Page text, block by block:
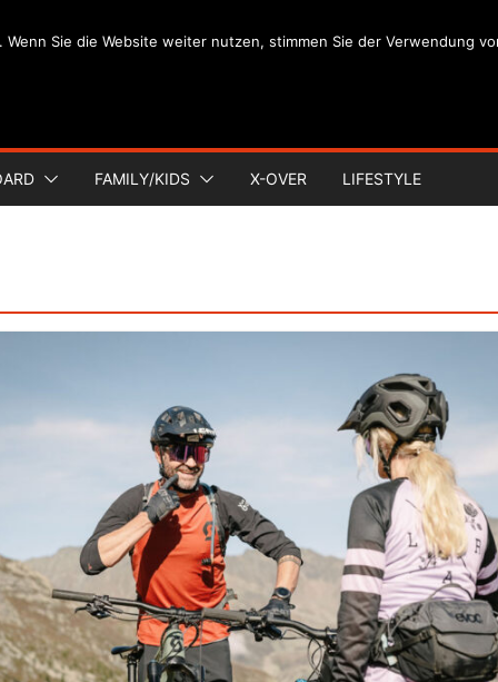
FAMILY/KIDS X-OVER LIFESTYLE
Sie die Website weiter nutzen, stimmen Sie der Verwendung